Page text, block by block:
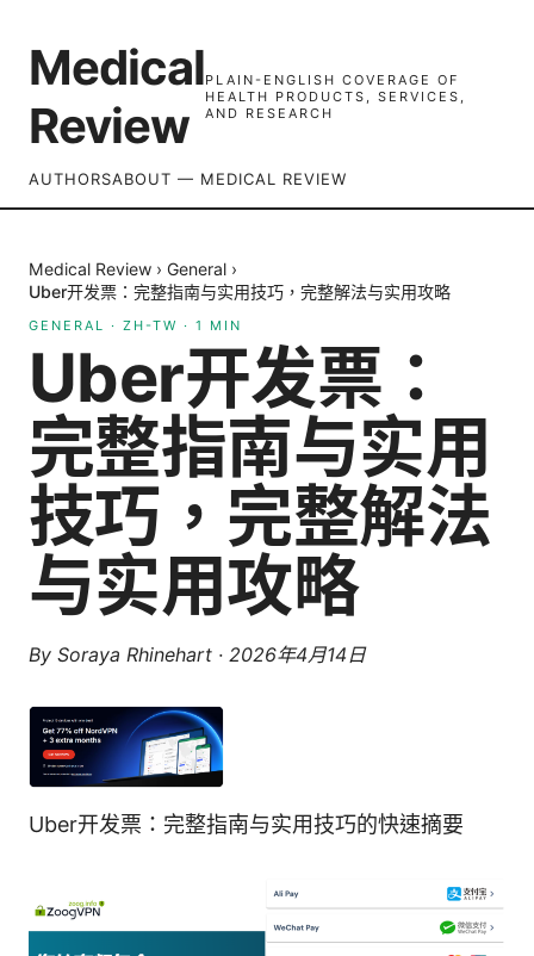
Medical
Review
PLAIN-ENGLISH COVERAGE OF
HEALTH PRODUCTS, SERVICES,
AND RESEARCH
AUTHORSABOUT — MEDICAL REVIEW
Medical Review › General ›
Uber开发票：完整指南与实用技巧，完整解法与实用攻略
GENERAL · ZH-TW · 1 MIN
Uber开发票：
完整指南与实用
技巧，完整解法
与实用攻略
By Soraya Rhinehart · 2026年4月14日
Uber开发票：完整指南与实用技巧的快速摘要